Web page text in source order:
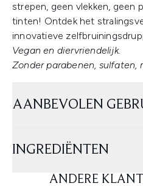
strepen, geen vlekken, geen
tinten! Ontdek het
innovatieve
Vegan en diervriendelijk.
Zonder parabenen, sulfaten,
AANBEVOLEN
INGREDIËNTEN
ANDERE